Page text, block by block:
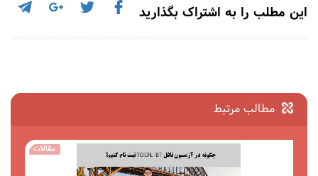
این مطلب را به اشتراک بگذارید
مطالب مرتبط
مقالات